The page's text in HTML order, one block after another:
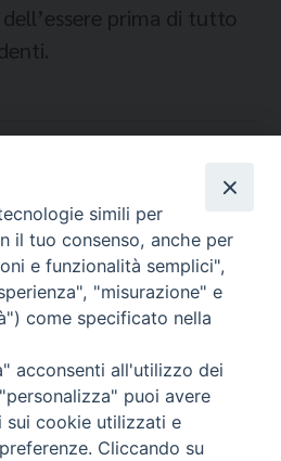
prima di tutto
simili per
il tuo consenso, anche per
e funzionalità semplici",
"misurazione" e
come specificato nella
acconsenti all'utilizzo dei
puoi avere
sui cookie utilizzati e
Cliccando su